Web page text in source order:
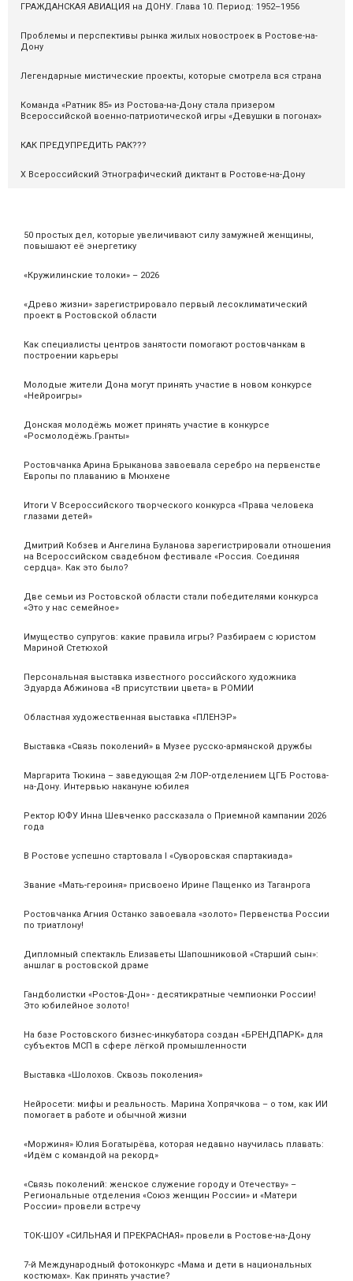
50 простых дел, которые увеличивают силу замужней женщины,
повышают её энергетику
«Кружилинские толоки» – 2026
«Древо жизни» зарегистрировало первый лесоклиматический
проект в Ростовской области
Как специалисты центров занятости помогают ростовчанкам в
построении карьеры
Молодые жители Дона могут принять участие в новом конкурсе
«Нейроигры»
Донская молодёжь может принять участие в конкурсе
«Росмолодёжь.Гранты»
Ростовчанка Арина Брыканова завоевала серебро на первенстве
Европы по плаванию в Мюнхене
Итоги V Всероссийского творческого конкурса «Права человека
глазами детей»
Дмитрий Кобзев и Ангелина Буланова зарегистрировали отношения
на Всероссийском свадебном фестивале «Россия. Соединяя
сердца». Как это было?
Две семьи из Ростовской области стали победителями конкурса
«Это у нас семейное»
Имущество супругов: какие правила игры? Разбираем с юристом
Мариной Стетюхой
Персональная выставка известного российского художника
Эдуарда Абжинова «В присутствии цвета» в РОМИИ
Областная художественная выставка «ПЛЕНЭР»
Выставка «Связь поколений» в Музее русско-армянской дружбы
Маргарита Тюкина – заведующая 2-м ЛОР-отделением ЦГБ Ростова-
на-Дону. Интервью накануне юбилея
Ректор ЮФУ Инна Шевченко рассказала о Приемной кампании 2026
года
В Ростове успешно стартовала I «Суворовская спартакиада»
Звание «Мать‑героиня» присвоено Ирине Пащенко из Таганрога
Ростовчанка Агния Останко завоевала «золото» Первенства России
по триатлону!
Дипломный спектакль Елизаветы Шапошниковой «Старший сын»:
аншлаг в ростовской драме
Гандболистки «Ростов-Дон» - десятикратные чемпионки России!
Это юбилейное золото!
На базе Ростовского бизнес-инкубатора создан «БРЕНДПАРК» для
субъектов МСП в сфере лёгкой промышленности
Выставка «Шолохов. Сквозь поколения»
Нейросети: мифы и реальность. Марина Хопрячкова – о том, как ИИ
помогает в работе и обычной жизни
«Моржиня» Юлия Богатырёва, которая недавно научилась плавать:
«Идём с командой на рекорд»
«Связь поколений: женское служение городу и Отечеству» –
Региональные отделения «Союз женщин России» и «Матери
России» провели встречу
ТОК-ШОУ «СИЛЬНАЯ И ПРЕКРАСНАЯ» провели в Ростове-на-Дону
7-й Международный фотоконкурс «Мама и дети в национальных
костюмах». Как принять участие?
ГРАЖДАНСКАЯ АВИАЦИЯ на ДОНУ. Глава 10. Период: 1952–1956
Проблемы и перспективы рынка жилых новостроек в Ростове-на-
Дону
Легендарные мистические проекты, которые смотрела вся страна
Команда «Ратник 85» из Ростова-на-Дону стала призером
Всероссийской военно-патриотической игры «Девушки в погонах»
КАК ПРЕДУПРЕДИТЬ РАК???
X Всероссийский Этнографический диктант в Ростове-на-Дону